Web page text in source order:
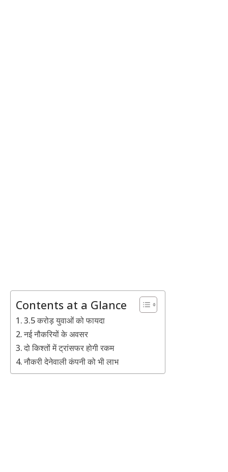
Contents at a Glance
3.5 करोड़ युवाओं को फायदा
नई नौकरियों के अवसर
दो किश्तों में ट्रांसफर होगी रकम
नौकरी देनेवाली कंपनी को भी लाभ